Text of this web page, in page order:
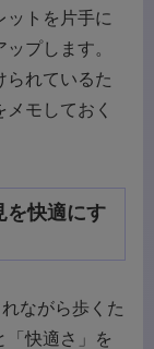
ットを片手に
プします。
られているた
モしておく
を快適にす
ながら歩くた
「快適さ」を